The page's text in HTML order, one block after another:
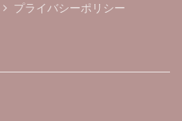
プライバシーポリシー